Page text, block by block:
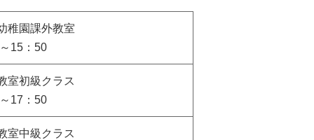
稚園課外教室
15：50
室初級クラス
17：50
室中級クラス